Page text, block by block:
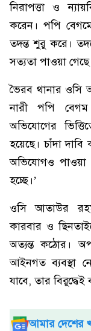
নিরাপত্তা ও
করেন। পপি
তদন্ত শুরু করে।
সত্যতা পাওয়া
ভৈরব থানার
নারী পপি
অভিযোগের
হয়েছে। চাঁদা দাবি
অভিযোগও পাওয়া
হচ্ছে।’
ওসি আতাউর
কারবার ও
অত্যন্ত কঠোর।
আইনগত ব্যবস্থা
যাবে, তার বিরুদ্ধেই
আমার দেশের